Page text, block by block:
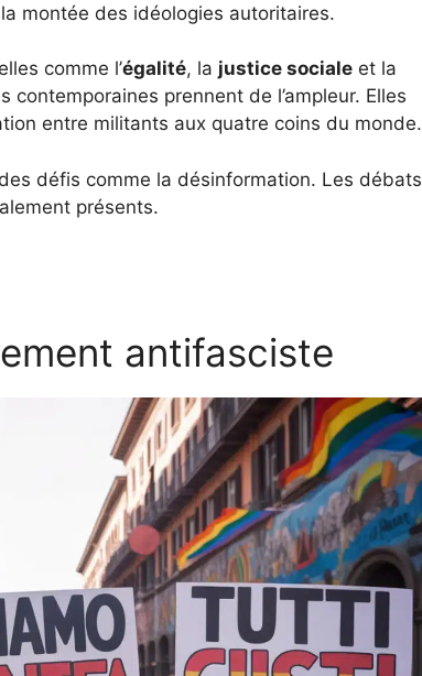
montée des idéologies autoritaires.
comme l’égalité, la justice sociale et la
contemporaines prennent de l’ampleur. Elles
entre militants aux quatre coins du monde.
défis comme la désinformation. Les débats
présents.
antifasciste